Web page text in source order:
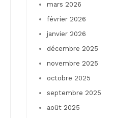
mars 2026
février 2026
janvier 2026
décembre 2025
novembre 2025
octobre 2025
septembre 2025
août 2025